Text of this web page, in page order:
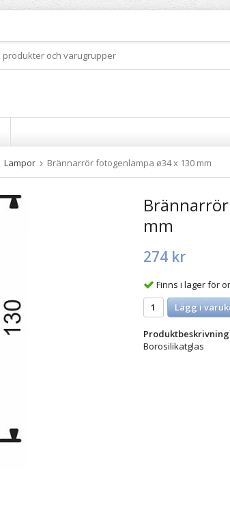
Lampor Brännarrör fotogenlampa ø34 x 130 mm
mm
274 kr
Finns i lager för
Lägg i
Borosilikatglas